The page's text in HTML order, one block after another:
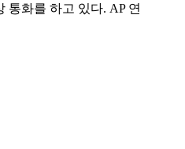
통화를 하고 있다. AP 연